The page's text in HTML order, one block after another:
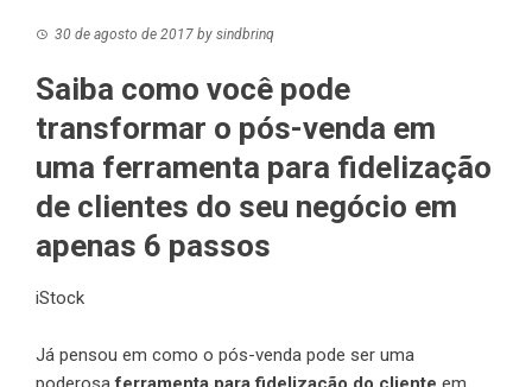
30 de agosto de 2017 by sindbrinq
Saiba como você pode
transformar o pós-venda em
uma ferramenta para fidelização
de clientes do seu negócio em
apenas 6 passos
iStock
Já pensou em como o pós-venda pode ser uma